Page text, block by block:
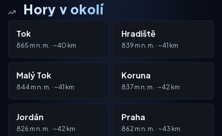
Hory v okolí
Tok
865 m n. m. · ~40 km
Hradiště
839 m n. m. · ~41 km
Malý Tok
844 m n. m. · ~41 km
Koruna
837 m n. m. · ~42 km
Jordán
826 m n. m. · ~42 km
Praha
862 m n. m. · ~43 km